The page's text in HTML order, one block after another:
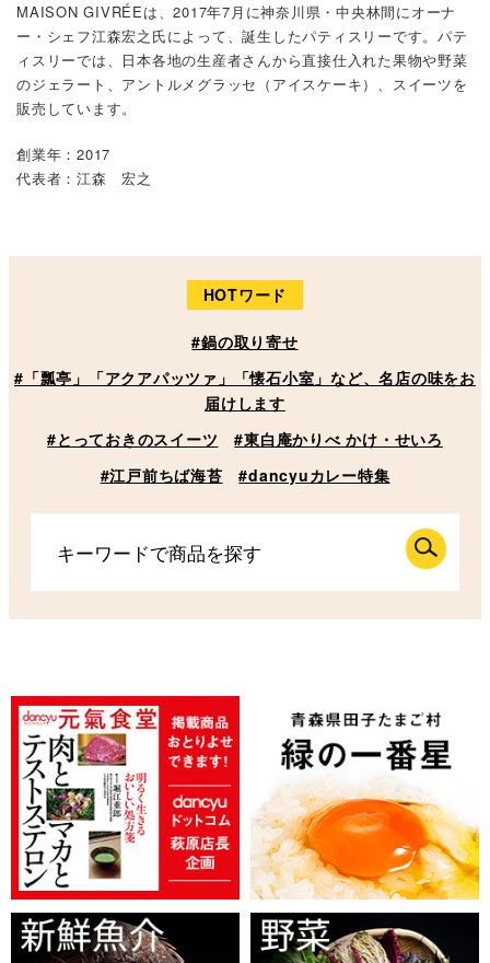
MAISON GIVRÉEは、2017年7月に神奈川県・中央林間にオーナ
ー・シェフ江森宏之氏によって、誕生したパティスリーです。パテ
ィスリーでは、日本各地の生産者さんから直接仕入れた果物や野菜
のジェラート、アントルメグラッセ（アイスケーキ）、スイーツを
販売しています。
創業年：2017
代表者：江森 宏之
HOTワード
#鍋の取り寄せ
#「瓢亭」「アクアパッツァ」「懐石小室」など、名店の味をお
届けします
#とっておきのスイーツ
#東白庵かりべ かけ・せいろ
#江戸前ちば海苔
#dancyuカレー特集